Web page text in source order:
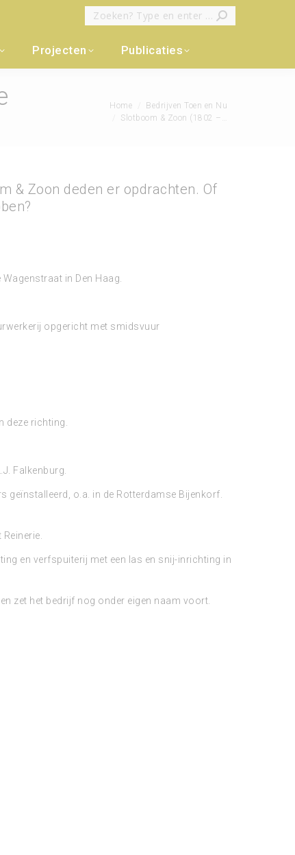
Zoeken:
Projecten Publicaties
Home
Bedrijven Toen en Nu
Slotboom & Zoon (1802 –…
& Zoon deden er opdrachten. Of
in Den Haag.
opgericht met smidsvuur
deze richting.
Falkenburg.
geïnstalleerd, o.a. in de Rotterdamse Bijenkorf.
en verfspuiterij met een las en snij-inrichting in
zet het bedrijf nog onder eigen naam voort.